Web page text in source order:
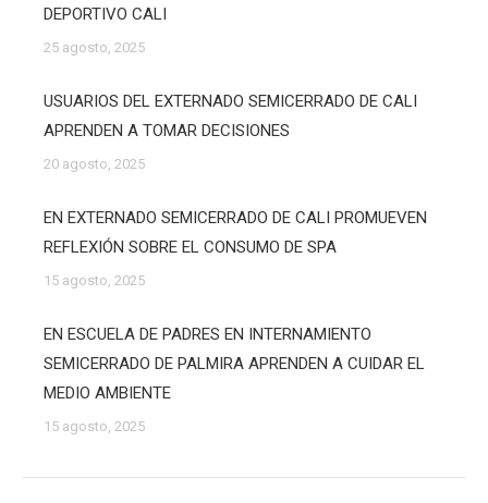
DEPORTIVO CALI
25 agosto, 2025
USUARIOS DEL EXTERNADO SEMICERRADO DE CALI
APRENDEN A TOMAR DECISIONES
20 agosto, 2025
EN EXTERNADO SEMICERRADO DE CALI PROMUEVEN
REFLEXIÓN SOBRE EL CONSUMO DE SPA
15 agosto, 2025
EN ESCUELA DE PADRES EN INTERNAMIENTO
SEMICERRADO DE PALMIRA APRENDEN A CUIDAR EL
MEDIO AMBIENTE
15 agosto, 2025